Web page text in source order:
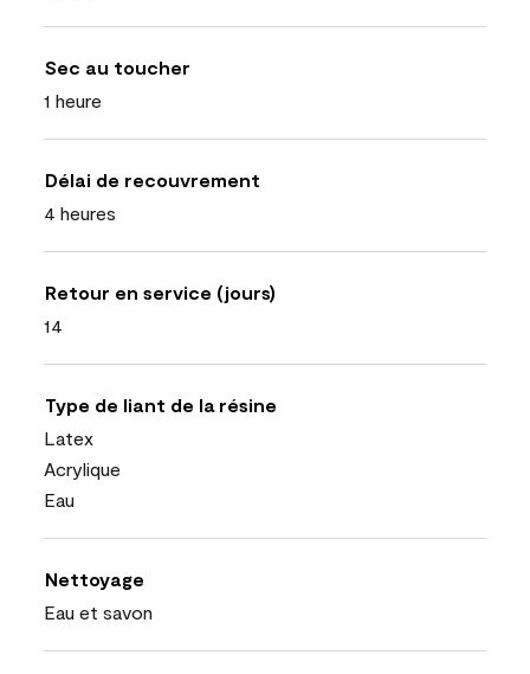
Sec au toucher
1 heure
Délai de recouvrement
4 heures
Retour en service (jours)
14
Type de liant de la résine
Latex
Acrylique
Eau
Nettoyage
Eau et savon